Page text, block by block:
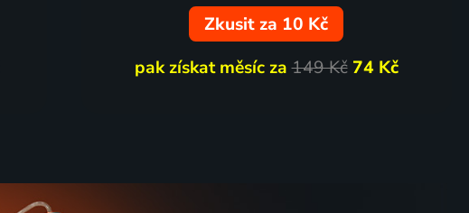
Zkusit za 10 Kč
pak získat měsíc za149 Kč 74 Kč